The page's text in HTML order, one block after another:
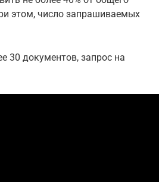
этом, число запрашиваемых
30 документов, запрос на